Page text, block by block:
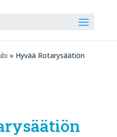
» Hyvää Rotarysäätiön